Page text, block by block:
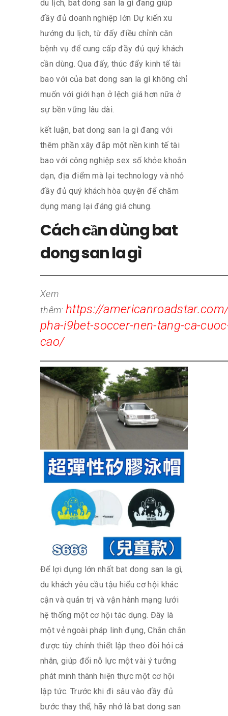
du lịch, bat dong san la gì đang giúp
đầy đủ doanh nghiệp lớn Dự kiến xu
hướng du lịch, từ đấy điều chỉnh căn
bệnh vụ để cung cấp đầy đủ quý khách
cần dùng. Qua đấy, thúc đẩy kinh tế tài
bao với của bat dong san la gì không chỉ
muốn với giới hạn ở lệch giá hơn nữa ở
sự bền vững lâu dài.
kết luận, bat dong san la gì đang với
thêm phần xây đắp một nền kinh tế tài
bao với công nghiệp sex số khỏe khoắn
dạn, địa điểm mà lại technology và nhỏ
đầy đủ quý khách hòa quyện để chăm
dụng mang lại đáng giá chung.
Cách cần dùng bat
dong san la gì
Xem
thêm: https://
pha-i9bet-soccer-nen-tang-ca-
cao/
Để lợi dụng lớn nhất bat dong san la gì,
du khách yêu cầu tậu hiểu cơ hội khác
cận và quản trị và vận hành mạng lưới
hệ thống một cơ hội tác dụng. Đây là
một vẻ ngoài pháp linh đụng, Chắn chắn
được tùy chỉnh thiết lập theo đòi hỏi cá
nhân, giúp đổi nỗ lực một vài ý tưởng
phát minh thành hiện thực một cơ hội
lập tức. Trước khi đi sâu vào đầy đủ
bước thay thể, hãy nhớ là bat dong san